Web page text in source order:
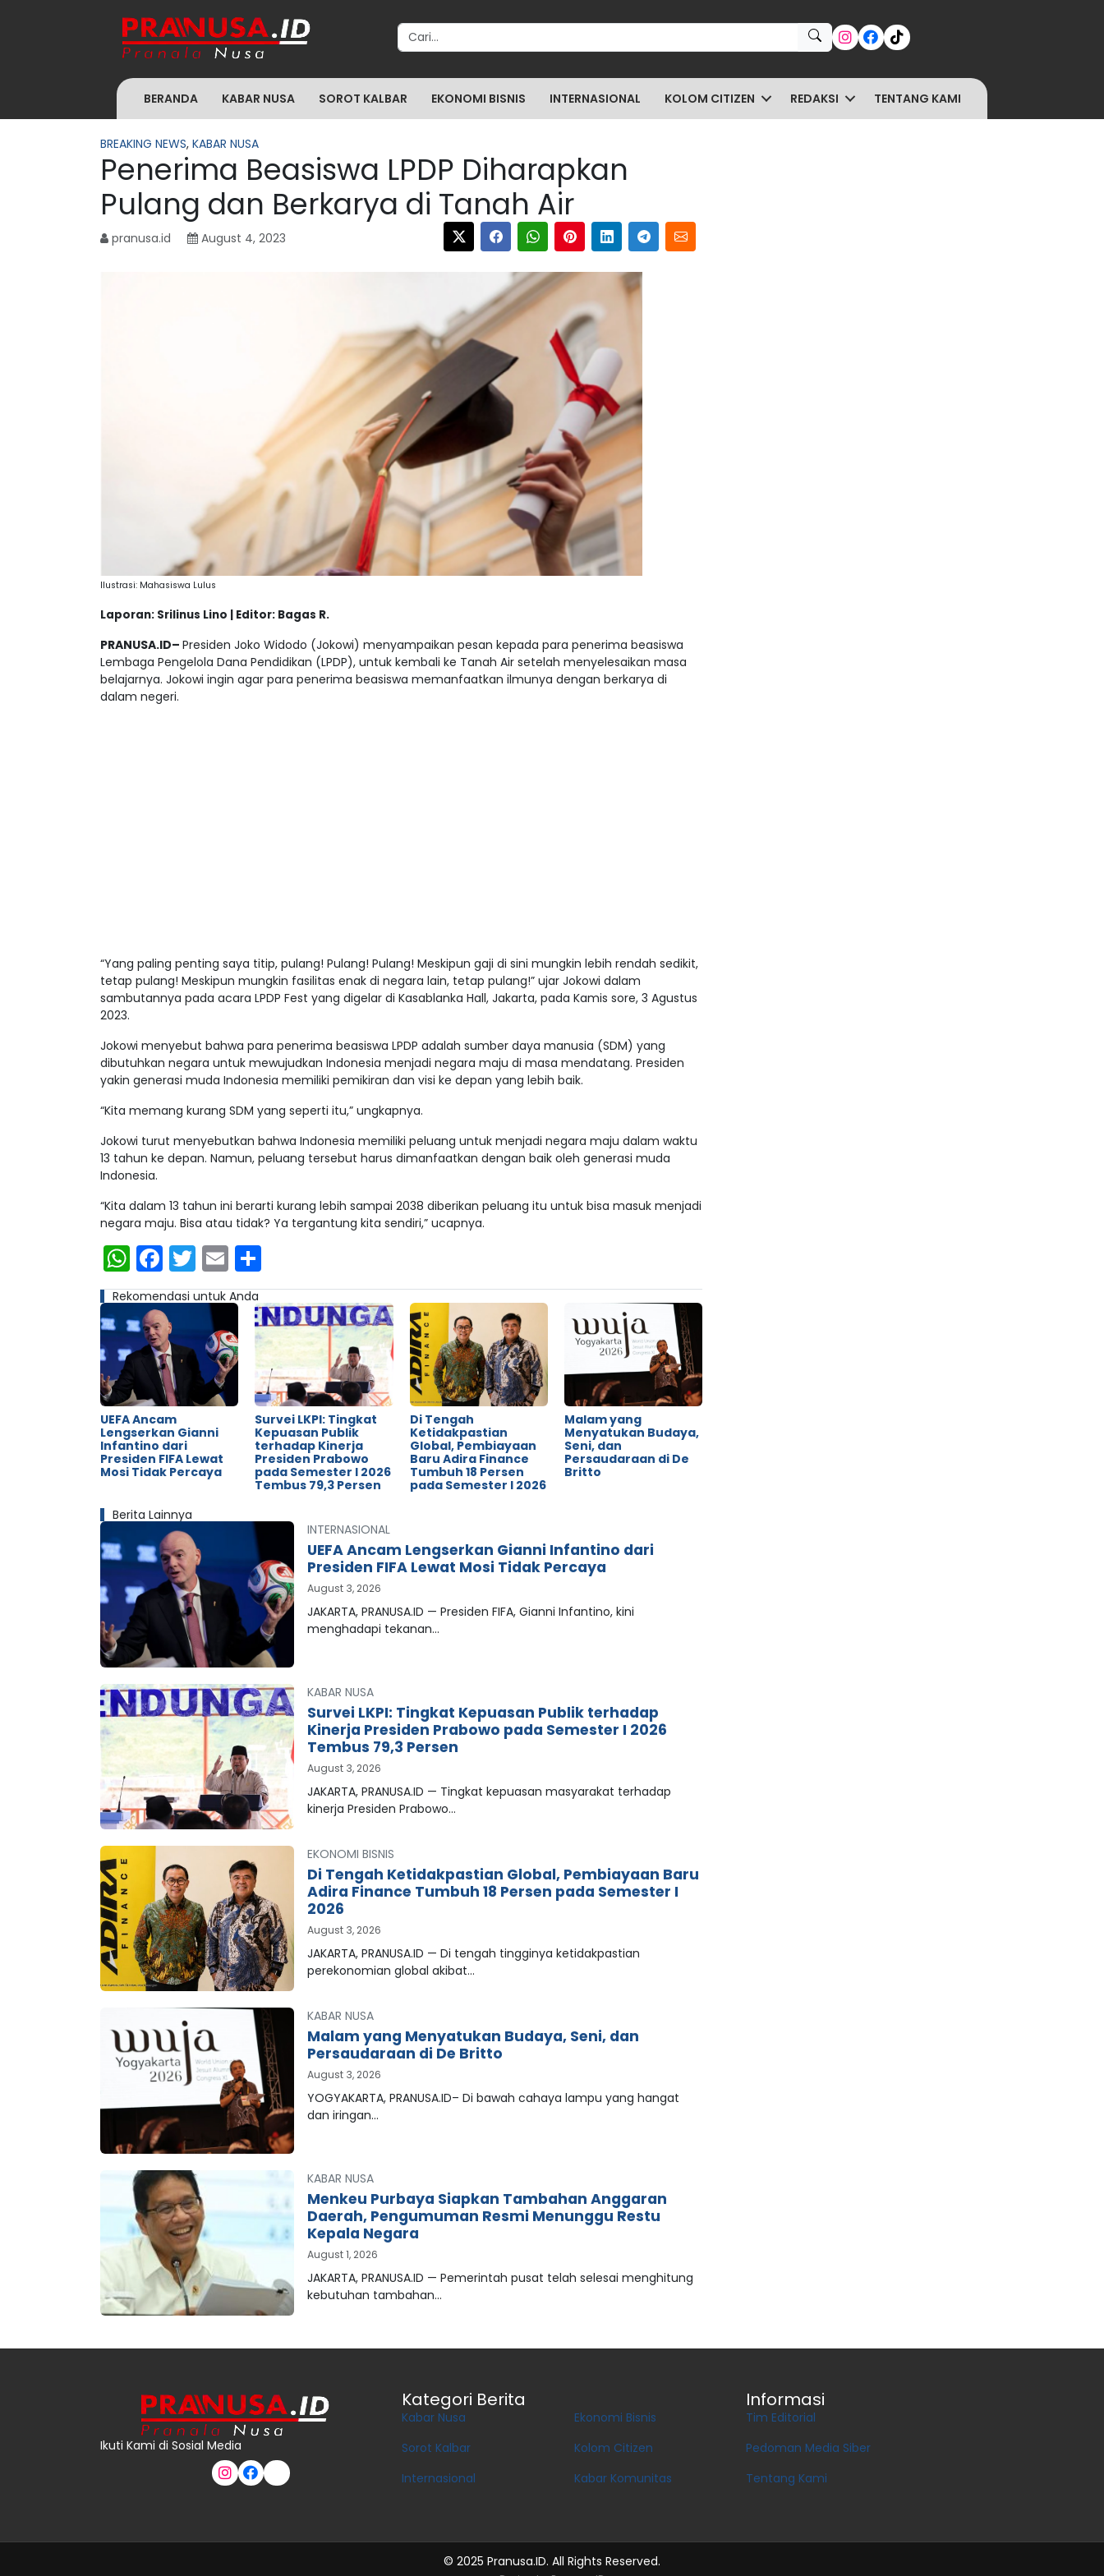
Search for:
BERANDA KABAR NUSA SOROT KALBAR EKONOMI BISNIS INTERNASIONAL KOLOM CITIZEN REDAKSI TENTANG KAMI
BREAKING NEWS, KABAR NUSA
Penerima Beasiswa LPDP Diharapkan
Pulang dan Berkarya di Tanah Air
pranusa.id August 4, 2023
Ilustrasi: Mahasiswa Lulus
Laporan: Srilinus Lino | Editor: Bagas R.
PRANUSA.ID– Presiden Joko Widodo (Jokowi) menyampaikan pesan kepada para penerima beasiswa
Lembaga Pengelola Dana Pendidikan (LPDP), untuk kembali ke Tanah Air setelah menyelesaikan masa
belajarnya. Jokowi ingin agar para penerima beasiswa memanfaatkan ilmunya dengan berkarya di
dalam negeri.
“Yang paling penting saya titip, pulang! Pulang! Pulang! Meskipun gaji di sini mungkin lebih rendah sedikit,
tetap pulang! Meskipun mungkin fasilitas enak di negara lain, tetap pulang!” ujar Jokowi dalam
sambutannya pada acara LPDP Fest yang digelar di Kasablanka Hall, Jakarta, pada Kamis sore, 3 Agustus
2023.
Jokowi menyebut bahwa para penerima beasiswa LPDP adalah sumber daya manusia (SDM) yang
dibutuhkan negara untuk mewujudkan Indonesia menjadi negara maju di masa mendatang. Presiden
yakin generasi muda Indonesia memiliki pemikiran dan visi ke depan yang lebih baik.
“Kita memang kurang SDM yang seperti itu,” ungkapnya.
Jokowi turut menyebutkan bahwa Indonesia memiliki peluang untuk menjadi negara maju dalam waktu
13 tahun ke depan. Namun, peluang tersebut harus dimanfaatkan dengan baik oleh generasi muda
Indonesia.
“Kita dalam 13 tahun ini berarti kurang lebih sampai 2038 diberikan peluang itu untuk bisa masuk menjadi
negara maju. Bisa atau tidak? Ya tergantung kita sendiri,” ucapnya.
WhatsApp
Facebook
Twitter
Email
Rekomendasi untuk Anda
UEFA Ancam
Lengserkan Gianni
Infantino dari
Presiden FIFA Lewat
Mosi Tidak Percaya
Survei LKPI: Tingkat
Kepuasan Publik
terhadap Kinerja
Presiden Prabowo
pada Semester I 2026
Tembus 79,3 Persen
Di Tengah
Ketidakpastian
Global, Pembiayaan
Baru Adira Finance
Tumbuh 18 Persen
pada Semester I 2026
Malam yang
Menyatukan Budaya,
Seni, dan
Persaudaraan di De
Britto
Berita Lainnya
INTERNASIONAL
UEFA Ancam Lengserkan Gianni Infantino dari
Presiden FIFA Lewat Mosi Tidak Percaya
August 3, 2026
JAKARTA, PRANUSA.ID — Presiden FIFA, Gianni Infantino, kini
menghadapi tekanan…
KABAR NUSA
Survei LKPI: Tingkat Kepuasan Publik terhadap
Kinerja Presiden Prabowo pada Semester I 2026
Tembus 79,3 Persen
August 3, 2026
JAKARTA, PRANUSA.ID — Tingkat kepuasan masyarakat terhadap
kinerja Presiden Prabowo…
EKONOMI BISNIS
Di Tengah Ketidakpastian Global, Pembiayaan Baru
Adira Finance Tumbuh 18 Persen pada Semester I
2026
August 3, 2026
JAKARTA, PRANUSA.ID — Di tengah tingginya ketidakpastian
perekonomian global akibat…
KABAR NUSA
Malam yang Menyatukan Budaya, Seni, dan
Persaudaraan di De Britto
August 3, 2026
YOGYAKARTA, PRANUSA.ID– Di bawah cahaya lampu yang hangat
dan iringan…
KABAR NUSA
Menkeu Purbaya Siapkan Tambahan Anggaran
Daerah, Pengumuman Resmi Menunggu Restu
Kepala Negara
August 1, 2026
JAKARTA, PRANUSA.ID — Pemerintah pusat telah selesai menghitung
kebutuhan tambahan…
Ikuti Kami di Sosial Media
Kategori Berita
Kabar Nusa
Sorot Kalbar
Internasional
Ekonomi Bisnis
Kolom Citizen
Kabar Komunitas
Informasi
Tim Editorial
Pedoman Media Siber
Tentang Kami
© 2025 Pranusa.ID. All Rights Reserved.